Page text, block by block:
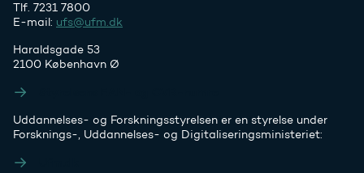
Tlf. 7231 7800
E-mail: ufs@ufm.dk
Haraldsgade 53
2100 København Ø
Uddannelses- og Forskningsstyrelsen er en styrelse under
Forsknings-, Uddannelses- og Digitaliseringsministeriet: